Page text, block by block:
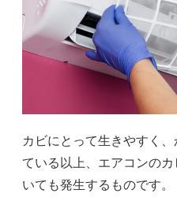
カビにとって生きやすく
ている以上、エアコンの
いても発生するものです。